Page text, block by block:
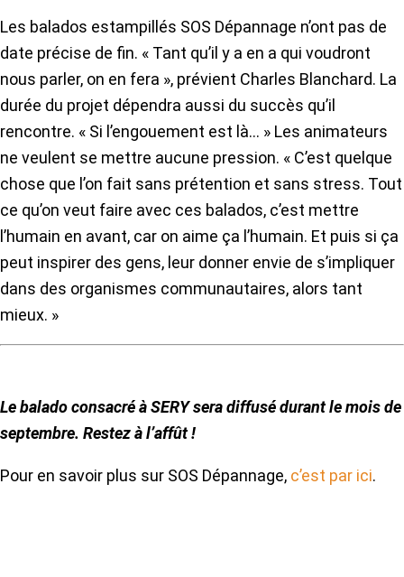
Les balados estampillés SOS Dépannage n’ont pas de
date précise de fin. « Tant qu’il y a en a qui voudront
nous parler, on en fera », prévient Charles Blanchard. La
durée du projet dépendra aussi du succès qu’il
rencontre. « Si l’engouement est là… » Les animateurs
ne veulent se mettre aucune pression. « C’est quelque
chose que l’on fait sans prétention et sans stress. Tout
ce qu’on veut faire avec ces balados, c’est mettre
l’humain en avant, car on aime ça l’humain. Et puis si ça
peut inspirer des gens, leur donner envie de s’impliquer
dans des organismes communautaires, alors tant
mieux. »
Le balado consacré à SERY sera diffusé durant le mois de
septembre. Restez à l’affût !
Pour en savoir plus sur SOS Dépannage, c’est par ici.